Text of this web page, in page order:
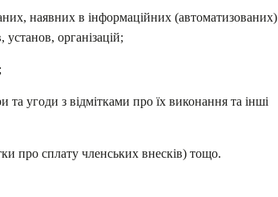
наявних в інформаційних (автоматизованих)
організацій;
та угоди з відмітками про їх виконання та інші
про сплату членських внесків) тощо.